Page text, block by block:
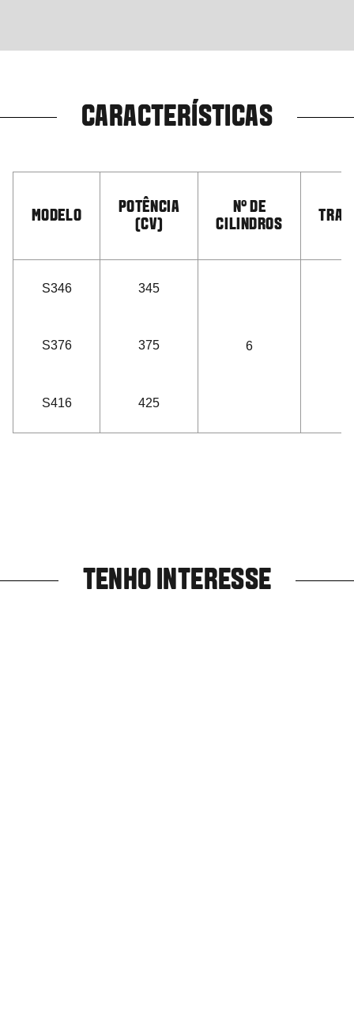
CARACTERÍSTICAS
MODELO
POTÊNCIA
(CV)
N° DE
CILINDROS
S346 345
6
S376 375
S416 425
TENHO INTERESSE